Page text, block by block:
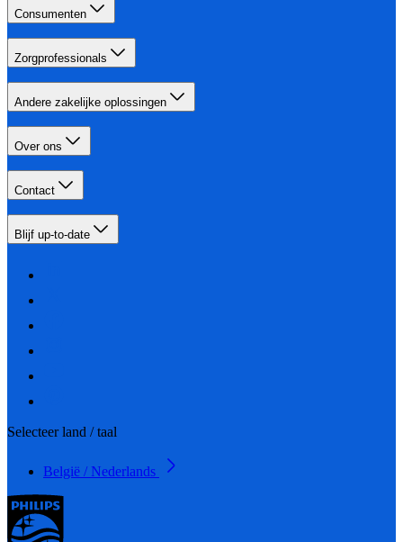
Consumenten
Zorgprofessionals
Andere zakelijke oplossingen
Over ons
Contact
Blijf up-to-date
Selecteer land / taal
België / Nederlands